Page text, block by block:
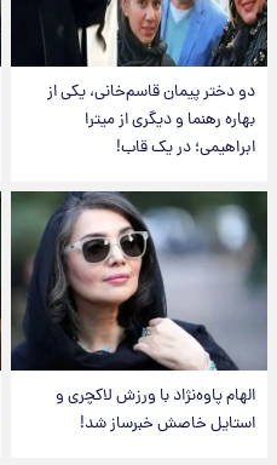
دو دختر پیمان قاسم‌خانی، یکی از
بهاره رهنما و دیگری از میترا
ابراهیمی؛ در یک قاب!
الهام پاوه‌نژاد با ورزش لاکچری و
استایل خاصش خبرساز شد!